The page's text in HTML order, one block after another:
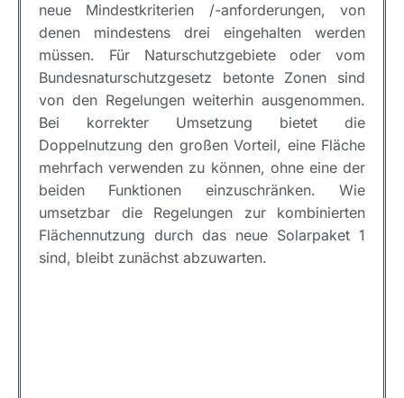
neue Mindestkriterien /-anforderungen, von
denen mindestens drei eingehalten werden
müssen. Für Naturschutzgebiete oder vom
Bundesnaturschutzgesetz betonte Zonen sind
von den Regelungen weiterhin ausgenommen.
Bei korrekter Umsetzung bietet die
Doppelnutzung den großen Vorteil, eine Fläche
mehrfach verwenden zu können, ohne eine der
beiden Funktionen einzuschränken. Wie
umsetzbar die Regelungen zur kombinierten
Flächennutzung durch das neue Solarpaket 1
sind, bleibt zunächst abzuwarten.